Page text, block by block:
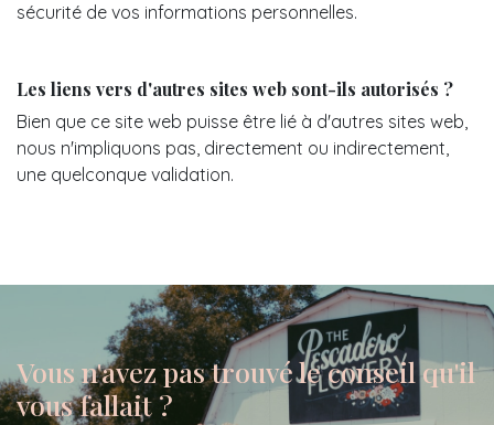
sécurité de vos informations personnelles.
Les liens vers d'autres sites web sont-ils autorisés ?
Bien que ce site web puisse être lié à d'autres sites web,
nous n'impliquons pas, directement ou indirectement,
une quelconque validation.
Vous n'avez pas trouvé le conseil qu'il
vous fallait ?